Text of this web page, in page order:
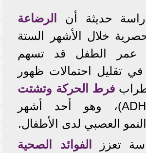
حديثة أن
الرضاعة
خلال الأشهر الستة
عمر الطفل قد تسهم
تقليل احتمالات ظهور
فرط الحركة وتشتت
(ADHD)، وهو أحد أشهر
العصبي لدى الأطفال.
تعزز
الفوائد الصحية